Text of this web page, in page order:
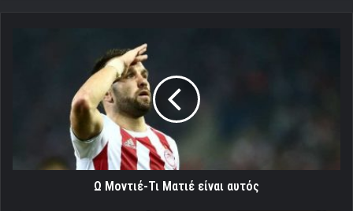
Ω Μοντιέ-Τι Ματιέ είναι αυτός